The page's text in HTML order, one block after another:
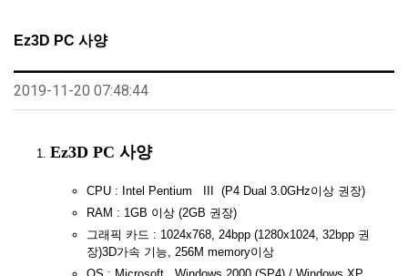
Ez3D PC 사양
2019-11-20 07:48:44
Ez3D PC 사양
CPU : Intel Pentium III (P4 Dual 3.0GHz이상 권장)
RAM : 1GB 이상 (2GB 권장)
그래픽 카드 : 1024x768, 24bpp (1280x1024, 32bpp 권
장)3D가속 기능, 256M memory이상